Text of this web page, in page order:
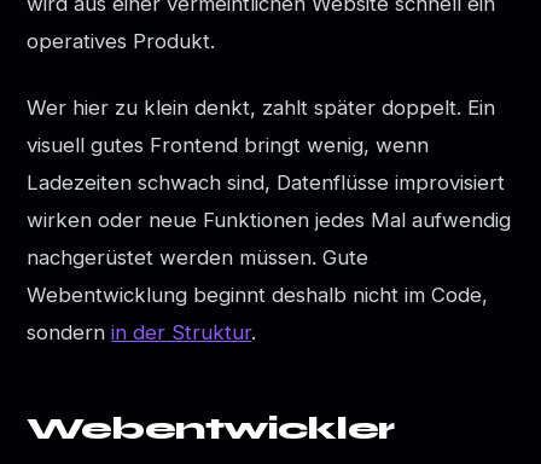
operatives Produkt.
Wer hier zu klein denkt, zahlt später doppelt. Ein
visuell gutes Frontend bringt wenig, wenn
Ladezeiten schwach sind, Datenflüsse improvisiert
wirken oder neue Funktionen jedes Mal aufwendig
nachgerüstet werden müssen. Gute
Webentwicklung beginnt deshalb nicht im Code,
sondernin der Struktur.
Webentwickler